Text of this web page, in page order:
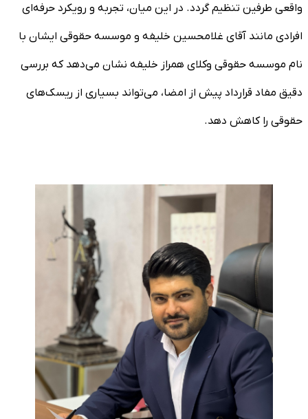
واقعی طرفین تنظیم گردد. در این میان، تجربه و رویکرد حرفه‌ای
افرادی مانند آقای غلامحسین خلیفه و موسسه حقوقی ایشان با
نام موسسه حقوقی وکلای همراز خلیفه نشان می‌دهد که بررسی
دقیق مفاد قرارداد پیش از امضا، می‌تواند بسیاری از ریسک‌های
حقوقی را کاهش دهد.